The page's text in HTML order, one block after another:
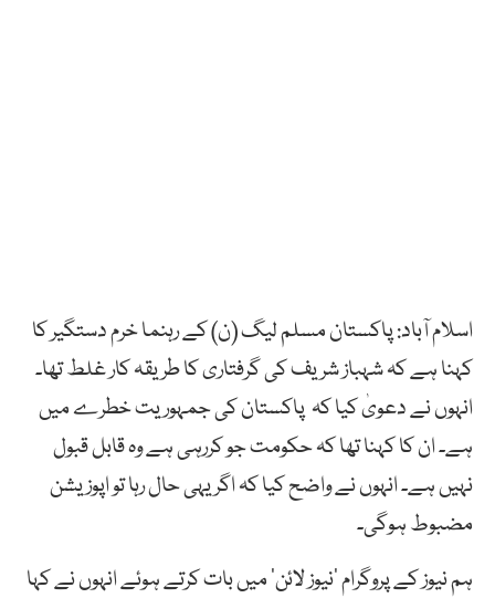
اسلام آباد: پاکستان مسلم لیگ (ن) کے رہنما خرم دستگیر کا
کہنا ہے کہ شہباز شریف کی گرفتاری کا طریقہ کار غلط تھا۔
انہوں نے دعویٰ کیا کہ پاکستان کی جمہوریت خطرے میں
ہے۔ ان کا کہنا تھا کہ حکومت جو کررہی ہے وہ قابل قبول
نہیں ہے۔ انہوں نے واضح کیا کہ اگر یہی حال رہا تو اپوزیشن
مضبوط ہوگی۔
ہم نیوز کے پروگرام ’نیوز لائن‘ میں بات کرتے ہوئے انہوں نے کہا